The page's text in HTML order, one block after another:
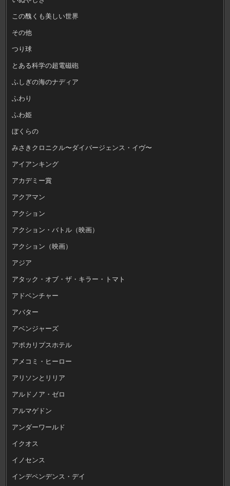
この醜くも美しい世界
その他
つり球
とある科学の超電磁砲
ふしぎの海のナディア
ふわり
ふわ姫
ぼくらの
みさきクロニクル〜ダイバージェンス・イヴ〜
アイアンキング
アカデミー賞
アクアマン
アクション
アクション・バトル（映画）
アクション（映画）
アジア
アタック・オブ・ザ・キラー・トマト
アドベンチャー
アバター
アベンジャーズ
アポカリプスホテル
アメコミ・ヒーロー
アリソンとリリア
アルドノア・ゼロ
アルマゲドン
アンダーワールド
イクオス
イノセンス
インデペンデンス・デイ